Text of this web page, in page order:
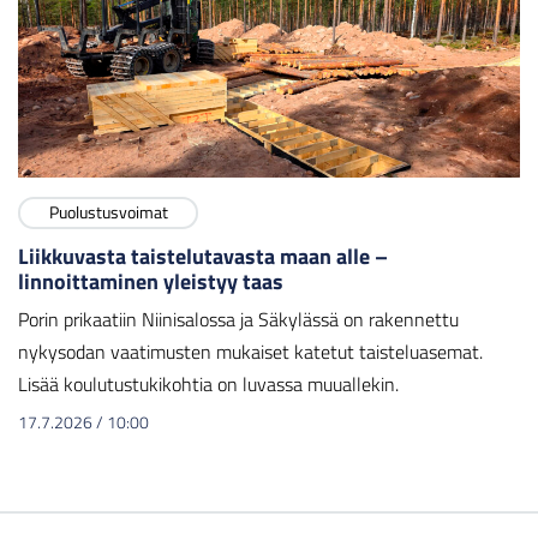
Puolustusvoimat
Liikkuvasta taistelutavasta maan alle –
linnoittaminen yleistyy taas
Porin prikaatiin Niinisalossa ja Säkylässä on rakennettu
nykysodan vaatimusten mukaiset katetut taisteluasemat.
Lisää koulutustukikohtia on luvassa muuallekin.
17.7.2026/ 10:00